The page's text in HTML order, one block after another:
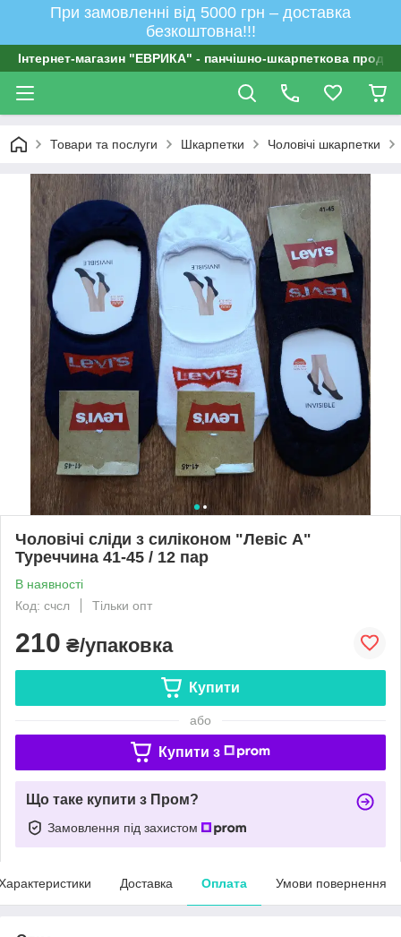
При замовленні від 5000 грн – доставка
безкоштовна!!!
Інтернет-магазин "ЕВРИКА" - панчішно-шкарпеткова
Товари та послуги Шкарпетки Чоловічі шкарпетки
Чоловічі сліди з силіконом "Левіс A"
Туреччина 41-45 / 12 пар
В наявності
Код: счсл
Тільки опт
210 ₴/упаковка
Купити
або
Купити з
Що таке купити з Пром?
Замовлення під захистом
Доставка Оплата Умови повернення